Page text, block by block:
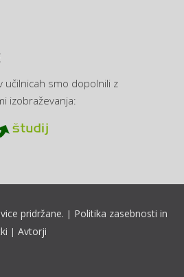
učilnicah smo dopolnili z
izobraževanja:
pridržane. | Politika zasebnosti in
| Avtorji